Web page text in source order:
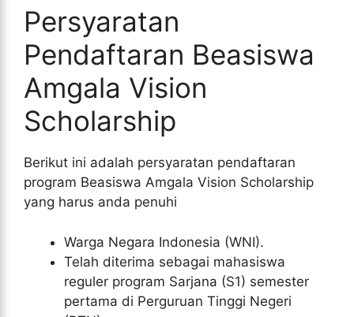
Persyaratan
Pendaftaran Beasiswa
Amgala Vision
Scholarship
Berikut ini adalah persyaratan pendaftaran
program Beasiswa Amgala Vision Scholarship
yang harus anda penuhi
Warga Negara Indonesia (WNI).
Telah diterima sebagai mahasiswa
reguler program Sarjana (S1) semester
pertama di Perguruan Tinggi Negeri